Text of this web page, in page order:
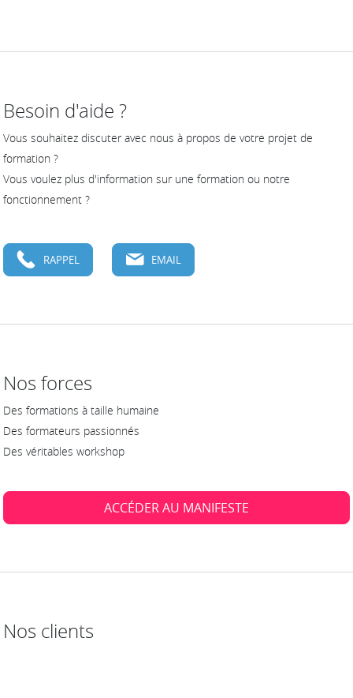
Besoin d'aide ?
Vous souhaitez discuter avec nous à propos de votre projet de
formation ?
Vous voulez plus d'information sur une formation ou notre
fonctionnement ?
RAPPEL EMAIL
Nos forces
Des formations à taille humaine
Des formateurs passionnés
Des véritables workshop
ACCÉDER AU MANIFESTE
Nos clients